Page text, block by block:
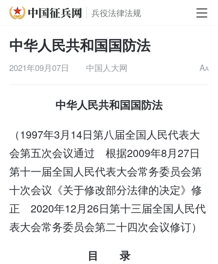
兵役法律法规
中华人民共和国国防法
2021年09月07日 中国人大网 AA
中华人民共和国国防法
（1997年3月14日第八届全国人民代表大
会第五次会议通过 根据2009年8月27日
第十一届全国人民代表大会常务委员会第
十次会议《关于修改部分法律的决定》修
正 2020年12月26日第十三届全国人民代
表大会常务委员会第二十四次会议修订）
目 录